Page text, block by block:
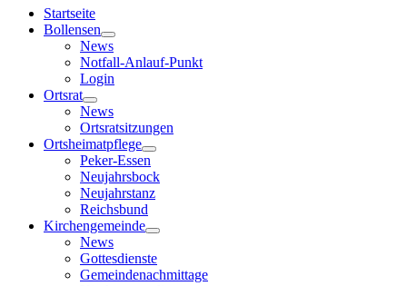
Startseite
Bollensen
News
Notfall-Anlauf-Punkt
Login
Ortsrat
News
Ortsratsitzungen
Ortsheimatpflege
Peker-Essen
Neujahrsbock
Neujahrstanz
Reichsbund
Kirchengemeinde
News
Gottesdienste
Gemeindenachmittage